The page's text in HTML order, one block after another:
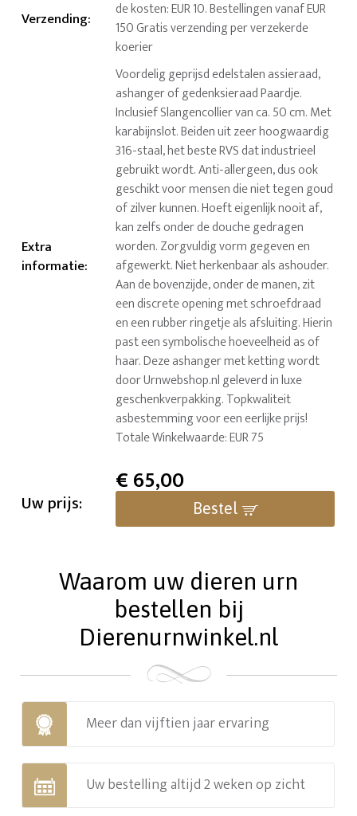
Verzending:
de kosten: EUR 10. Bestellingen vanaf EUR
150 Gratis verzending per verzekerde
koerier
Extra
informatie:
Voordelig geprijsd edelstalen assieraad,
ashanger of gedenksieraad Paardje.
Inclusief Slangencollier van ca. 50 cm. Met
karabijnslot. Beiden uit zeer hoogwaardig
316-staal, het beste RVS dat industrieel
gebruikt wordt. Anti-allergeen, dus ook
geschikt voor mensen die niet tegen goud
of zilver kunnen. Hoeft eigenlijk nooit af,
kan zelfs onder de douche gedragen
worden. Zorgvuldig vorm gegeven en
afgewerkt. Niet herkenbaar als ashouder.
Aan de bovenzijde, onder de manen, zit
een discrete opening met schroefdraad
en een rubber ringetje als afsluiting. Hierin
past een symbolische hoeveelheid as of
haar. Deze ashanger met ketting wordt
door Urnwebshop.nl geleverd in luxe
geschenkverpakking. Topkwaliteit
asbestemming voor een eerlijke prijs!
Totale Winkelwaarde: EUR 75
Uw prijs:
€65,00
Bestel
Waarom uw dieren urn
bestellen bij
Dierenurnwinkel.nl
Meer dan vijftien jaar ervaring
Uw bestelling altijd 2 weken op zicht